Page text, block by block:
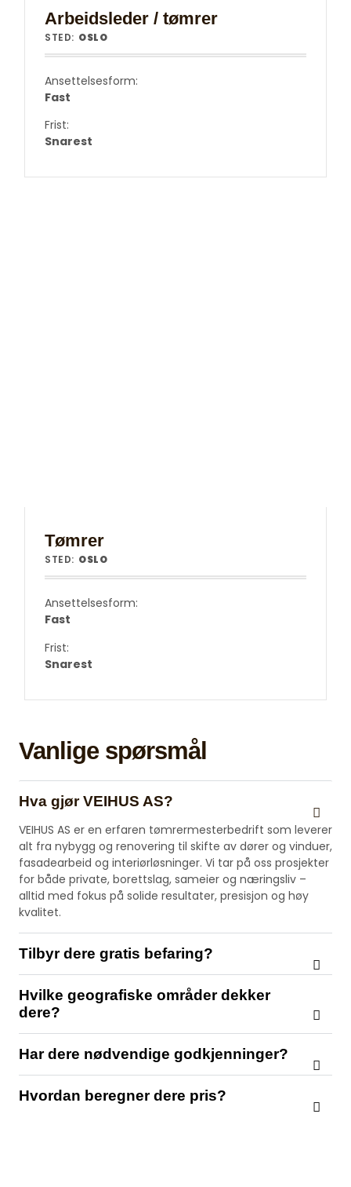
Arbeidsleder / tømrer
STED: OSLO
Ansettelsesform:
Fast
Frist:
Snarest
Tømrer
STED: OSLO
Ansettelsesform:
Fast
Frist:
Snarest
Vanlige spørsmål
Hva gjør VEIHUS AS?
VEIHUS AS er en erfaren tømrermesterbedrift som leverer
alt fra nybygg og renovering til skifte av dører og vinduer,
fasadearbeid og interiørløsninger. Vi tar på oss prosjekter
for både private, borettslag, sameier og næringsliv –
alltid med fokus på solide resultater, presisjon og høy
kvalitet.
Tilbyr dere gratis befaring?
Hvilke geografiske områder dekker
dere?
Har dere nødvendige godkjenninger?
Hvordan beregner dere pris?